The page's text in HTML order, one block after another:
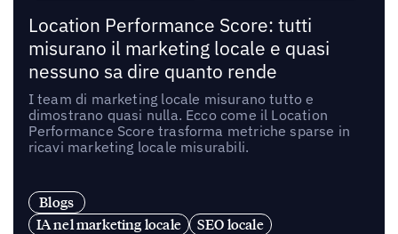
Location Performance Score: tutti
misurano il marketing locale e quasi
nessuno sa dire quanto rende
I team di marketing locale misurano tutto e
dimostrano quasi nulla. Ecco come il Location
Performance Score trasforma metriche sparse in
ricavi marketing locale misurabili.
Blogs
IA nel marketing locale
SEO locale